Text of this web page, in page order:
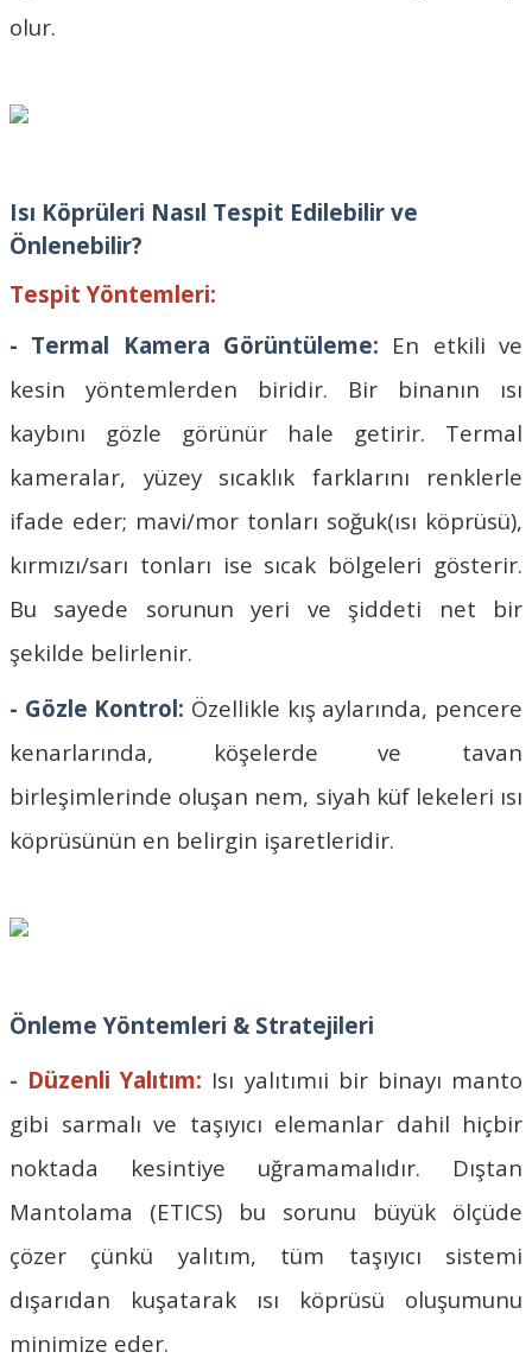
olur.
Isı Köprüleri Nasıl Tespit Edilebilir ve
Önlenebilir?
Tespit Yöntemleri:
- Termal Kamera Görüntüleme: En etkili ve
kesin yöntemlerden biridir. Bir binanın ısı
kaybını gözle görünür hale getirir. Termal
kameralar, yüzey sıcaklık farklarını renklerle
ifade eder; mavi/mor tonları soğuk(ısı köprüsü),
kırmızı/sarı tonları ise sıcak bölgeleri gösterir.
Bu sayede sorunun yeri ve şiddeti net bir
şekilde belirlenir.
- Gözle Kontrol: Özellikle kış aylarında, pencere
kenarlarında, köşelerde ve tavan
birleşimlerinde oluşan nem, siyah küf lekeleri ısı
köprüsünün en belirgin işaretleridir.
Önleme Yöntemleri & Stratejileri
- Düzenli Yalıtım: Isı yalıtımıi bir binayı manto
gibi sarmalı ve taşıyıcı elemanlar dahil hiçbir
noktada kesintiye uğramamalıdır. Dıştan
Mantolama (ETICS) bu sorunu büyük ölçüde
çözer çünkü yalıtım, tüm taşıyıcı sistemi
dışarıdan kuşatarak ısı köprüsü oluşumunu
minimize eder.